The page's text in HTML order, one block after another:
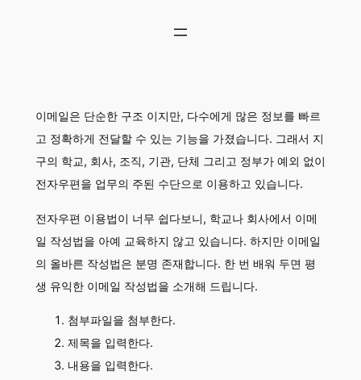
이메일은 단순한 구조 이지만, 다수에게 많은 정보를 빠르
고 정확하게 전달할 수 있는 기능을 가졌습니다. 그래서 지
구의 학교, 회사, 조직, 기관, 단체 그리고 정부가 예외 없이
전자우편을 업무의 주된 수단으로 이용하고 있습니다.
전자우편 이용법이 너무 쉽다보니, 학교나 회사에서 이메
일 작성법을 아예 교육하지 않고 있습니다. 하지만 이메일
의 올바른 작성법은 분명 존재합니다. 한 번 배워 두면 평
생 유익한 이메일 작성법을 소개해 드립니다.
첨부파일을 첨부한다.
제목을 입력한다.
내용을 입력한다.